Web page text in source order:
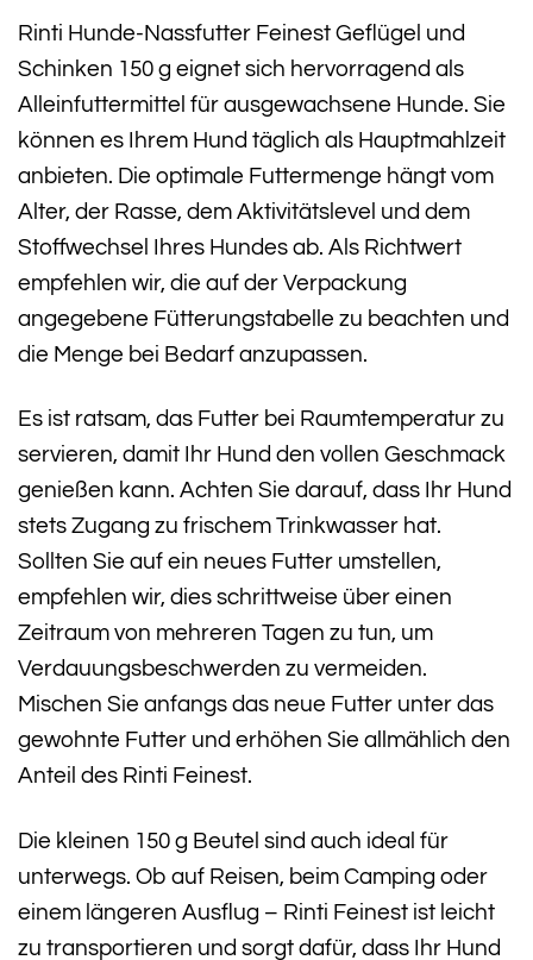
Rinti Hunde-Nassfutter Feinest Geflügel und
Schinken 150 g eignet sich hervorragend als
Alleinfuttermittel für ausgewachsene Hunde. Sie
können es Ihrem Hund täglich als Hauptmahlzeit
anbieten. Die optimale Futtermenge hängt vom
Alter, der Rasse, dem Aktivitätslevel und dem
Stoffwechsel Ihres Hundes ab. Als Richtwert
empfehlen wir, die auf der Verpackung
angegebene Fütterungstabelle zu beachten und
die Menge bei Bedarf anzupassen.
Es ist ratsam, das Futter bei Raumtemperatur zu
servieren, damit Ihr Hund den vollen Geschmack
genießen kann. Achten Sie darauf, dass Ihr Hund
stets Zugang zu frischem Trinkwasser hat.
Sollten Sie auf ein neues Futter umstellen,
empfehlen wir, dies schrittweise über einen
Zeitraum von mehreren Tagen zu tun, um
Verdauungsbeschwerden zu vermeiden.
Mischen Sie anfangs das neue Futter unter das
gewohnte Futter und erhöhen Sie allmählich den
Anteil des Rinti Feinest.
Die kleinen 150 g Beutel sind auch ideal für
unterwegs. Ob auf Reisen, beim Camping oder
einem längeren Ausflug – Rinti Feinest ist leicht
zu transportieren und sorgt dafür, dass Ihr Hund